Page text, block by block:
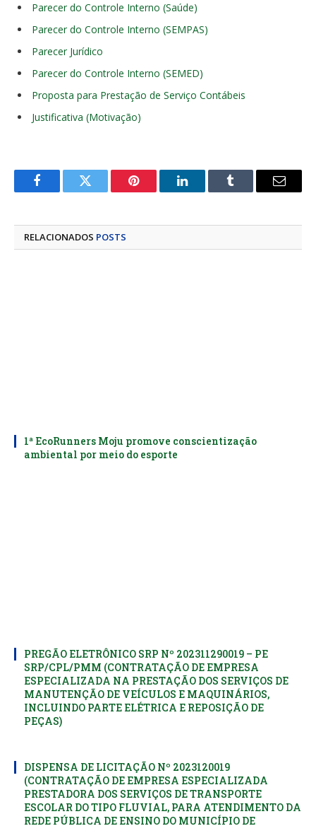
Parecer do Controle Interno (Saúde)
Parecer do Controle Interno (SEMPAS)
Parecer Jurídico
Parecer do Controle Interno (SEMED)
Proposta para Prestação de Serviço Contábeis
Justificativa (Motivação)
FacebookTwitter Pinterest LinkedInTumblr
E-
RELACIONADOS POSTS
1ª EcoRunners Moju promove conscientização
ambiental por meio do esporte
PREGÃO ELETRÔNICO SRP Nº 202311290019 – PE
SRP/CPL/PMM (CONTRATAÇÃO DE EMPRESA
ESPECIALIZADA NA PRESTAÇÃO DOS SERVIÇOS DE
MANUTENÇÃO DE VEÍCULOS E MAQUINÁRIOS,
INCLUINDO PARTE ELÉTRICA E REPOSIÇÃO DE
PEÇAS)
DISPENSA DE LICITAÇÃO Nº 2023120019
(CONTRATAÇÃO DE EMPRESA ESPECIALIZADA
PRESTADORA DOS SERVIÇOS DE TRANSPORTE
ESCOLAR DO TIPO FLUVIAL, PARA ATENDIMENTO DA
REDE PÚBLICA DE ENSINO DO MUNICÍPIO DE